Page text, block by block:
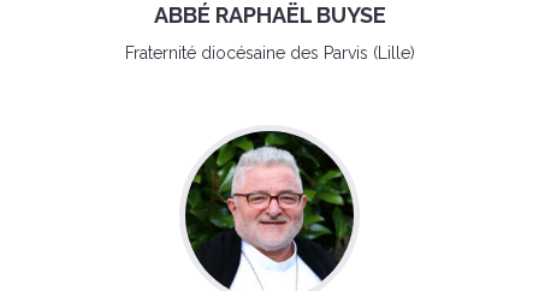
ABBÉ RAPHAËL BUYSE
Fraternité diocésaine des Parvis (Lille)